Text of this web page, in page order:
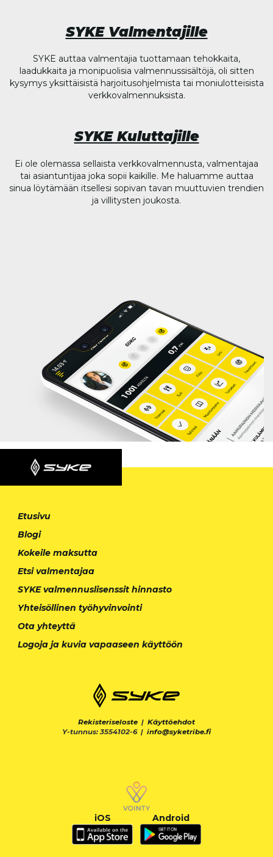
SYKE Valmentajille
SYKE auttaa valmentajia tuottamaan tehokkaita,
laadukkaita ja monipuolisia valmennussisältöjä, oli sitten
kysymys yksittäisistä harjoitusohjelmista tai moniulotteisista
verkkovalmennuksista.
SYKE Kuluttajille
Ei ole olemassa sellaista verkkovalmennusta, valmentajaa
tai asiantuntijaa joka sopii kaikille. Me haluamme auttaa
sinua löytämään itsellesi sopivan tavan muuttuvien trendien
ja villitysten joukosta.
Etusivu
Blogi
Kokeile maksutta
Etsi valmentajaa
SYKE valmennuslisenssit hinnasto
Yhteisöllinen työhyvinvointi
Ota yhteyttä
Logoja ja kuvia vapaaseen käyttöön
Rekisteriseloste | Käyttöehdot
Y-tunnus: 3554102-6 | info@syketribe.fi
iOS Android